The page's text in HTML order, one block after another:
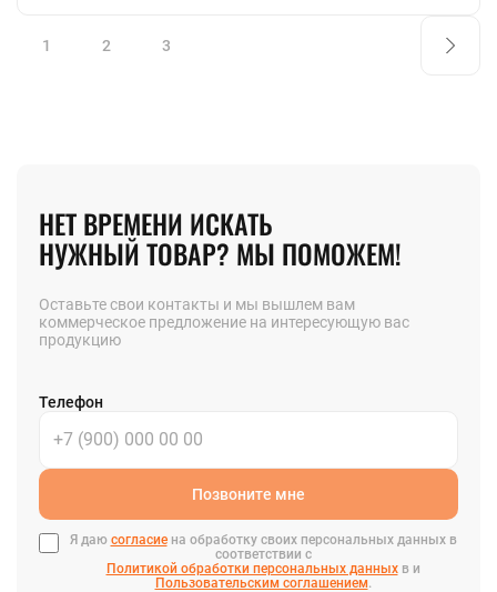
1 2 3
НЕТ ВРЕМЕНИ ИСКАТЬ
НУЖНЫЙ ТОВАР? МЫ ПОМОЖЕМ!
Оставьте свои контакты и мы вышлем вам
коммерческое предложение на интересующую вас
продукцию
Телефон
Позвоните мне
Я даю согласиена обработку своих персональных данных в
соответствии с
Политикой обработки персональных данныхв и
Пользовательским соглашением.